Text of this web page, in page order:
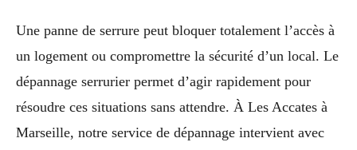
Une panne de serrure peut bloquer totalement l’accès à
un logement ou compromettre la sécurité d’un local. Le
dépannage serrurier permet d’agir rapidement pour
résoudre ces situations sans attendre. À Les Accates à
Marseille, notre service de dépannage intervient avec